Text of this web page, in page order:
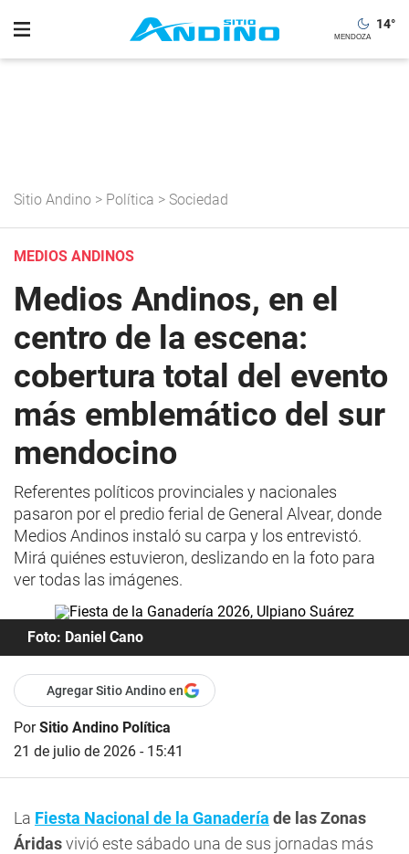
14°
Sitio Andino > Política > Sociedad
MEDIOS ANDINOS
Medios Andinos, en el
centro de la escena:
cobertura total del evento
más emblemático del sur
mendocino
Referentes políticos provinciales y nacionales
pasaron por el predio ferial de General Alvear, donde
Medios Andinos instaló su carpa y los entrevistó.
Mirá quiénes estuvieron, deslizando en la foto para
ver todas las imágenes.
Foto: Daniel Cano
Agregar Sitio Andino en
PorSitio Andino Política
21 de julio de 2026 - 15:41
La Fiesta Nacional de la Ganadería de las Zonas
Áridasvivió este sábado una de sus jornadas más